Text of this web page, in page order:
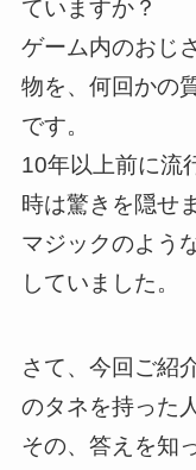
ていますか？
ゲーム内のおじ
物を、何回かの
です。
10年以上前に流
時は驚きを隠せ
マジックのよう
していました。
さて、今回ご紹
のタネを持った
その、答えを知